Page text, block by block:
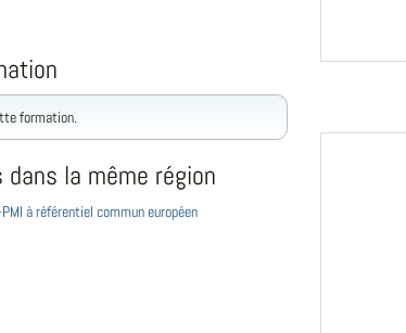
formation.
la même région
à référentiel commun européen